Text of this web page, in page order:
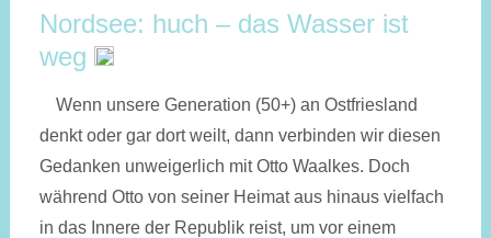
Nordsee: huch – das Wasser ist
weg
Wenn unsere Generation (50+) an Ostfriesland
denkt oder gar dort weilt, dann verbinden wir diesen
Gedanken unweigerlich mit Otto Waalkes. Doch
während Otto von seiner Heimat aus hinaus vielfach
in das Innere der Republik reist, um vor einem